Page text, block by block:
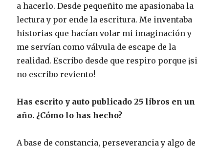
a hacerlo. Desde pequeñito me apasionaba la
lectura y por ende la escritura. Me inventaba
historias que hacían volar mi imaginación y
me servían como válvula de escape de la
realidad. Escribo desde que respiro porque ¡si
no escribo reviento!
Has escrito y auto publicado 25 libros en un
año. ¿Cómo lo has hecho?
A base de constancia, perseverancia y algo de